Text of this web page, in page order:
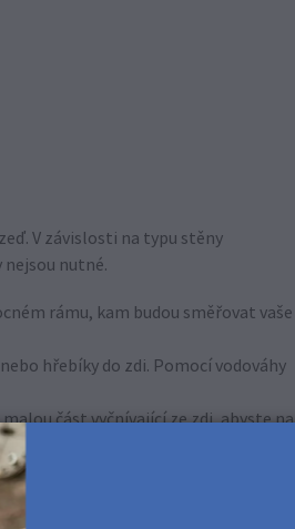
V závislosti na typu stěny
nejsou nutné.
rámu, kam budou směřovat vaše
hřebíky do zdi. Pomocí vodováhy
část vyčnívající ze zdi, abyste na
délku vyčnívající části, aby se
rámu. Pomalu jej spouštějte